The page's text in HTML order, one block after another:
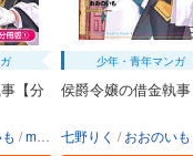
【分
mmu
少年・青年マンガ
侯爵令嬢の借金執事
七野りく おおのいも